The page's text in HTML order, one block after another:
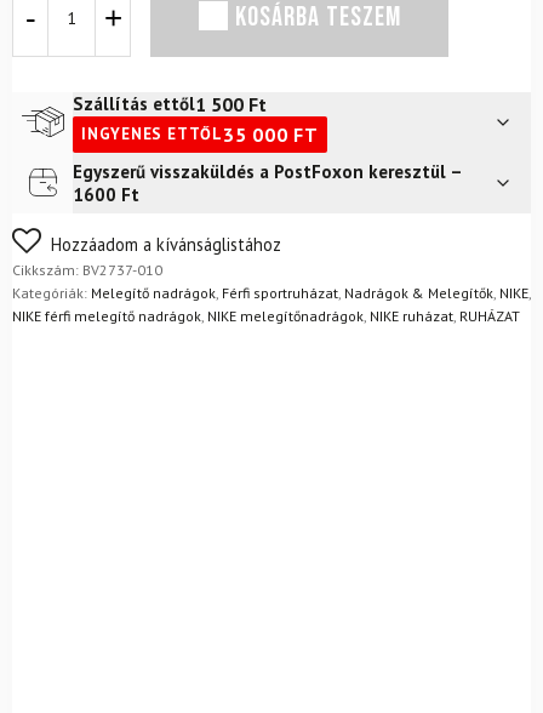
NIKE
Fekete
mennyiség
KOSÁRBA TESZEM
Szállítás ettől1 500 Ft
INGYENES ETTŐL35 000 FT
Futár a címre2 400
FoxPost
Egyszerű visszaküldés a PostFoxon keresztül –
1600 Ft
Nem biztos a választásában? Semmi gond – a terméket
egyszerűen visszaküldheti 14 napon belül, indoklás nélkül.
Mik a visszaküldés feltételei?
Hozzáadom a kívánságlistához
Cikkszám: BV2737-010
Kategóriák: Melegítő nadrágok Férfi sportruházat Nadrágok & Melegítők NIKE
NIKE férfi melegítő nadrágok NIKE melegítőnadrágok NIKE ruházat RUHÁZAT